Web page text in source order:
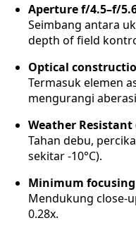
Aperture f/4.5–f/
Seimbang antara
depth of field
Optical
Termasuk elemen
mengurangi
Weather Resistant
Tahan debu,
sekitar -10°C).
Minimum
Mendukung close-
0.28x.